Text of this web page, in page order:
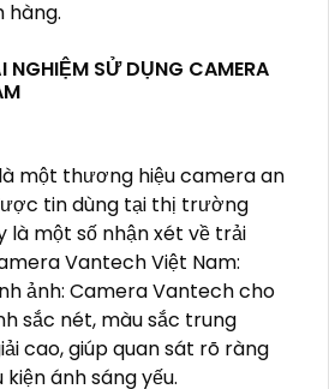
hàng.
NGHIỆM SỬ DỤNG CAMERA
một thương hiệu camera an
tin dùng tại thị trường
là một số nhận xét về trải
Vantech Việt Nam:
ảnh: Camera Vantech cho
sắc nét, màu sắc trung
cao, giúp quan sát rõ ràng
ánh sáng yếu.